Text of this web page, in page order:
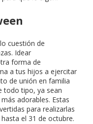
cuestión de
Idear
forma de
a tus hijos a ejercitar
de unión en familia
todo tipo, ya sean
adorables. Estas
para realizarlas
el 31 de octubre.